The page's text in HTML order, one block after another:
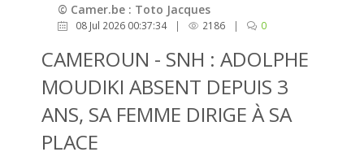
© Camer.be : Toto Jacques
08 Jul 2026 00:37:34 | 2186 | 0
CAMEROUN - SNH : ADOLPHE
MOUDIKI ABSENT DEPUIS 3
ANS, SA FEMME DIRIGE À SA
PLACE